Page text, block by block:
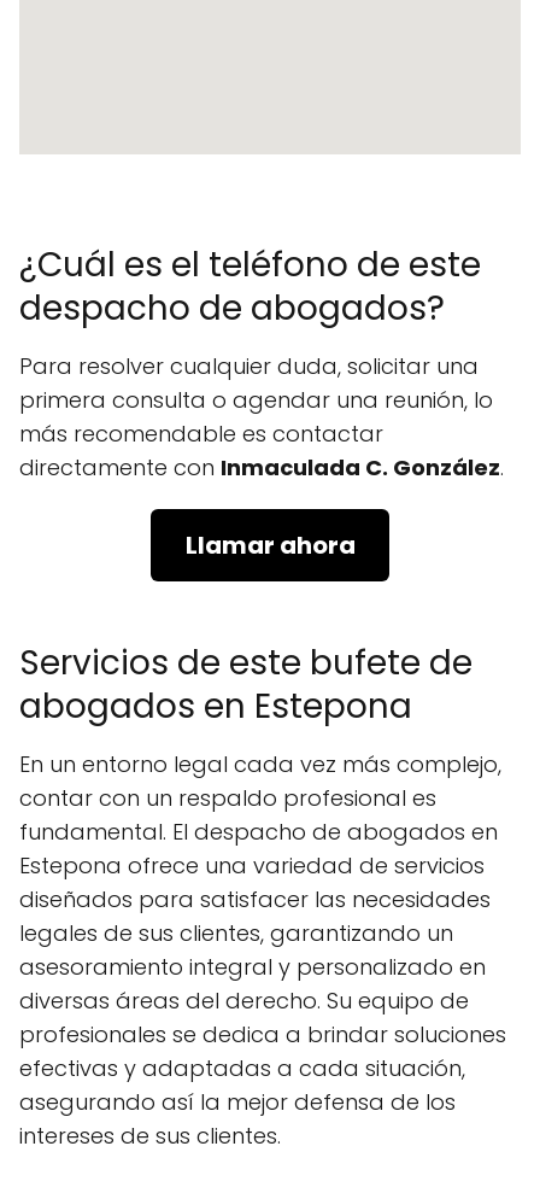
¿Cuál es el teléfono de este
despacho de abogados?
Para resolver cualquier duda, solicitar una
primera consulta o agendar una reunión, lo
más recomendable es contactar
directamente con Inmaculada C. González.
Llamar ahora
Servicios de este bufete de
abogados en Estepona
En un entorno legal cada vez más complejo,
contar con un respaldo profesional es
fundamental. El despacho de abogados en
Estepona ofrece una variedad de servicios
diseñados para satisfacer las necesidades
legales de sus clientes, garantizando un
asesoramiento integral y personalizado en
diversas áreas del derecho. Su equipo de
profesionales se dedica a brindar soluciones
efectivas y adaptadas a cada situación,
asegurando así la mejor defensa de los
intereses de sus clientes.